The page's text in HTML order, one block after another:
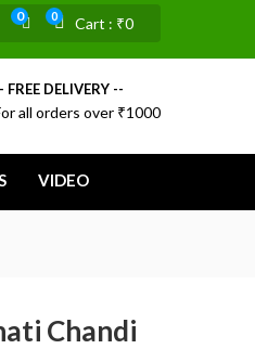
Cart : ₹0
0
0
FREE DELIVERY --
all orders over ₹1000
VIDEO
Chandi